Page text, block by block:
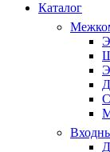
Каталог